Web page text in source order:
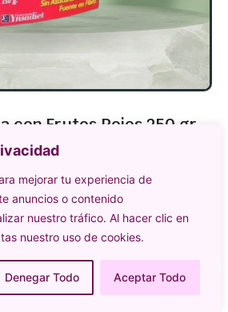
mejorar tu experiencia de
anuncios o contenido
nuestro tráfico. Al hacer clic en
nuestro uso de cookies.
Denegar Todo Aceptar Todo
con Frutos Rojos 250 gr.
6,95
Añadir al carrito